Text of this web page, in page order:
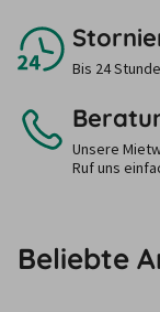
Bis 24
Unsere
Ruf uns
Beliebte